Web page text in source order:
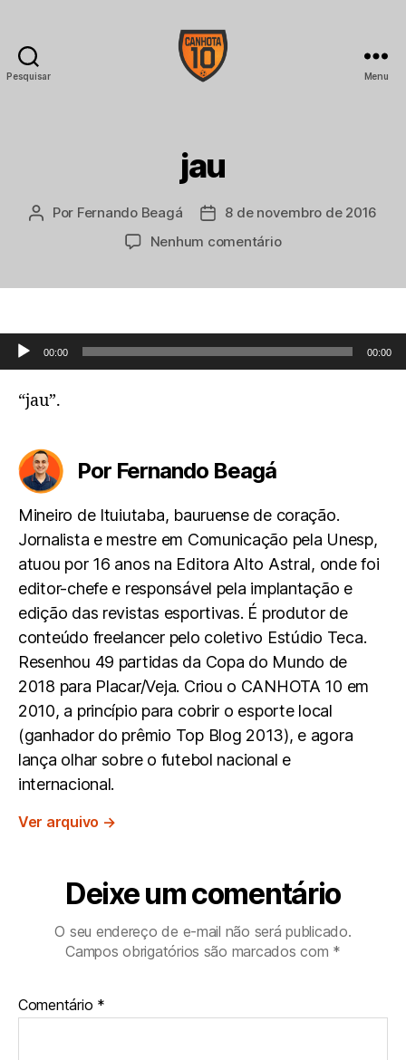
Pesquisar Menu
jau
Autor
Por Fernando Beagá
Data8 de novembro de 2016
Nenhum comentárioem
Tocador de áudio
00:00 00:00
“jau”.
Por Fernando Beagá
Mineiro de Ituiutaba, bauruense de coração.
Jornalista e mestre em Comunicação pela Unesp,
atuou por 16 anos na Editora Alto Astral, onde foi
editor-chefe e responsável pela implantação e
edição das revistas esportivas. É produtor de
conteúdo freelancer pelo coletivo Estúdio Teca.
Resenhou 49 partidas da Copa do Mundo de
2018 para Placar/Veja. Criou o CANHOTA 10 em
2010, a princípio para cobrir o esporte local
(ganhador do prêmio Top Blog 2013), e agora
lança olhar sobre o futebol nacional e
internacional.
Ver arquivo →
Deixe um comentário
O seu endereço de e-mail não será publicado.
Campos obrigatórios são marcados com *
Comentário *